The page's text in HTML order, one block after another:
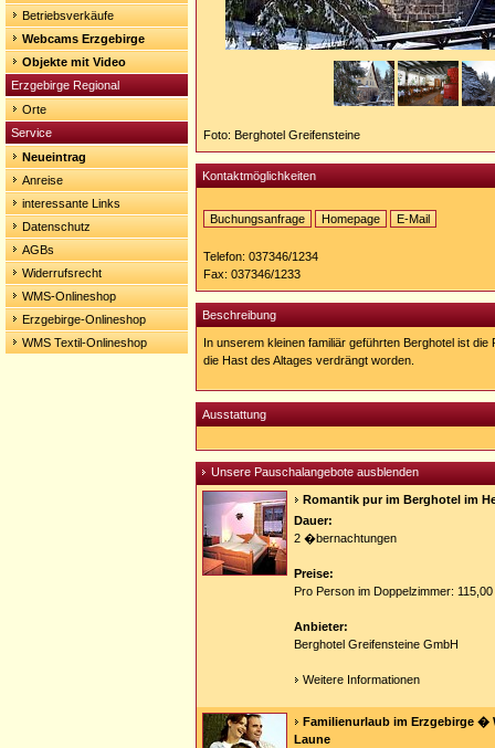
Betriebsverkäufe
Webcams Erzgebirge
Objekte mit Video
Erzgebirge Regional
Orte
Service
Neueintrag
Anreise
interessante Links
Datenschutz
AGBs
Widerrufsrecht
WMS-Onlineshop
Erzgebirge-Onlineshop
WMS Textil-Onlineshop
Foto: Berghotel Greifensteine
Kontaktmöglichkeiten
Buchungsanfrage
Homepage
http://www.berghotel-
greifensteine.de
E-Mail
Telefon: 037346/1234
Fax: 037346/1233
Beschreibung
In unserem kleinen familiär geführten Berghotel ist
die Hast des Altages verdrängt worden.
Ausstattung
Unsere Pauschalangebote ausblenden
Romantik pur im Berghotel im
Dauer:
2 �bernachtungen
Preise:
Pro Person im Doppelzimmer:
Anbieter:
Berghotel Greifensteine GmbH
Weitere Informationen
Familienurlaub im Erzgebirge �
Laune